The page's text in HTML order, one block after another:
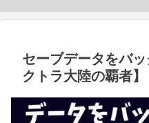
セーブデータをバ
クトラ大陸の覇者】